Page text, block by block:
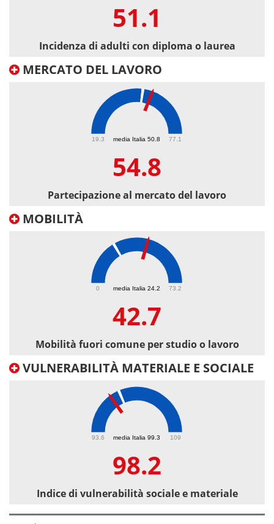
51.1
Incidenza di adulti con diploma o laurea
MERCATO DEL LAVORO
media Italia 50.8
19.3 77.1
54.8
Partecipazione al mercato del lavoro
MOBILITÀ
media Italia 24.2
0 73.2
42.7
Mobilità fuori comune per studio o lavoro
VULNERABILITÀ MATERIALE E SOCIALE
media Italia 99.3
93.6 109
98.2
Indice di vulnerabilità sociale e materiale